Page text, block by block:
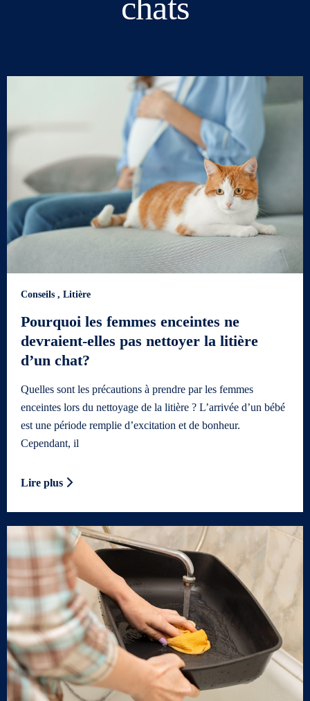
Conseils , Litière
Pourquoi les femmes enceintes ne
devraient-elles pas nettoyer la litière
d’un chat?
Quelles sont les précautions à prendre par les femmes
enceintes lors du nettoyage de la litière ? L’arrivée d’un bébé
est une période remplie d’excitation et de bonheur.
Cependant, il
Lire plus